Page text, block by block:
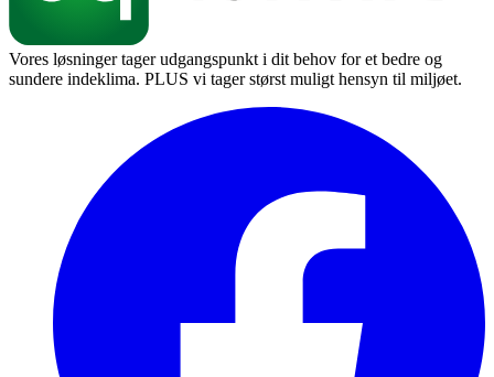
Vores løsninger tager udgangspunkt i dit behov for et bedre og
sundere indeklima. PLUS vi tager størst muligt hensyn til miljøet.